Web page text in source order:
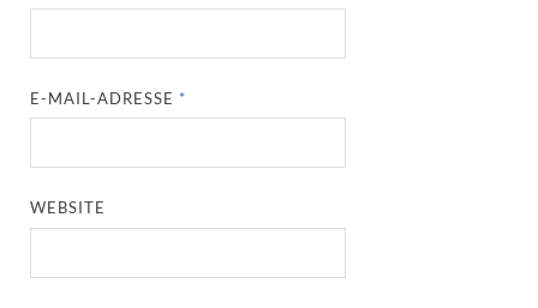
E-MAIL-ADRESSE *
WEBSITE